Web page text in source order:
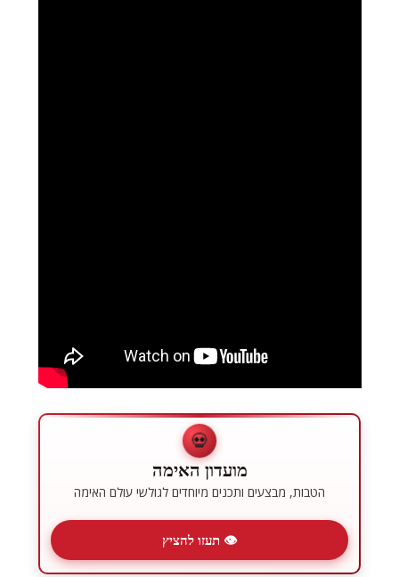
💀
מועדון האימה
הטבות, מבצעים ותכנים מיוחדים לגולשי עולם האימה
👁 תעזו להציץ